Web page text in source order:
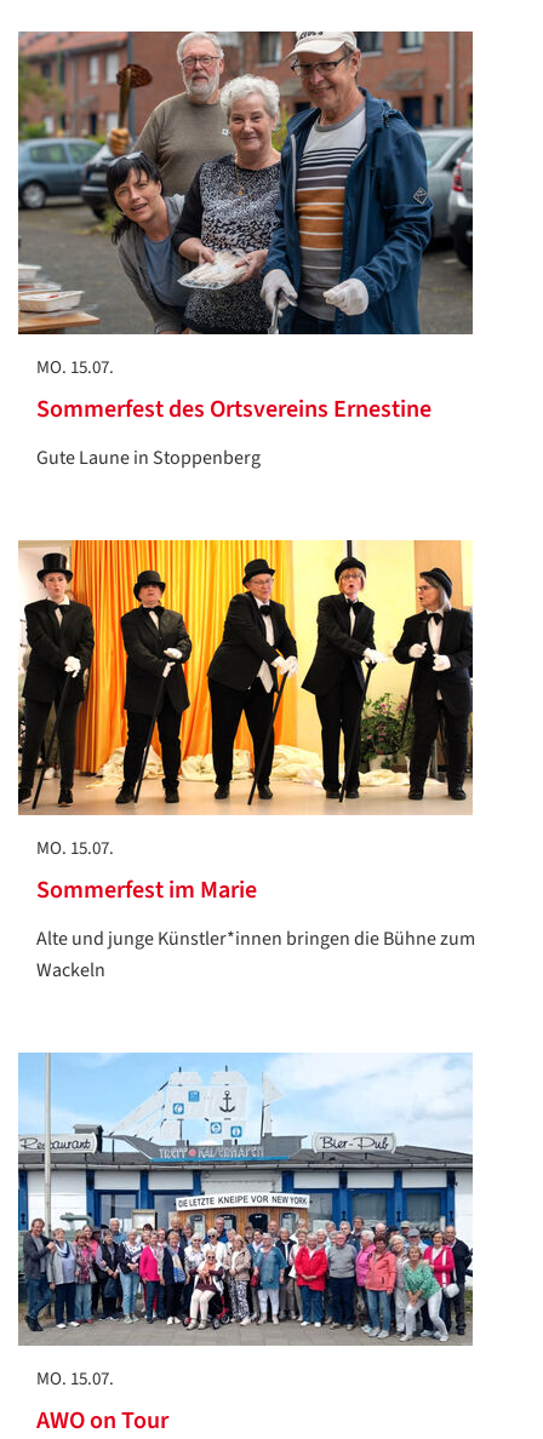
MO. 15.07.
Sommerfest des Ortsvereins Ernestine
Gute Laune in Stoppenberg
MO. 15.07.
Sommerfest im Marie
Alte und junge Künstler*innen bringen die Bühne zum
Wackeln
MO. 15.07.
AWO on Tour